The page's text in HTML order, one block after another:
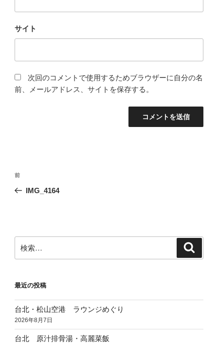
サイト
次回のコメントで使用するためブラウザーに自分の名
前、メールアドレス、サイトを保存する。
投
ナ
ー
シ
前
の
前
IMG_4164
索:
最近の投稿
台北・松山空港 ラウンジめぐり
2026年8月7日
台北 原汁排骨湯・高麗菜飯